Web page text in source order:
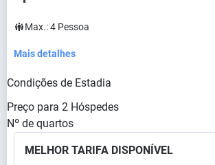
Max.:4 Pessoa
Mais detalhes
Condições de Estadia
Preço para 2 Hóspedes
Nº de quartos
MELHOR TARIFA DISPONÍVEL